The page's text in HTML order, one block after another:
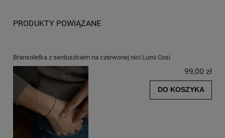
PRODUKTY POWIĄZANE
Bransoletka z serduszkiem na czerwonej nici Lumi Cosi
99,00 zł
DO KOSZYKA